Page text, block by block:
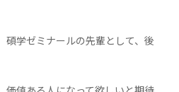
の先輩として、後